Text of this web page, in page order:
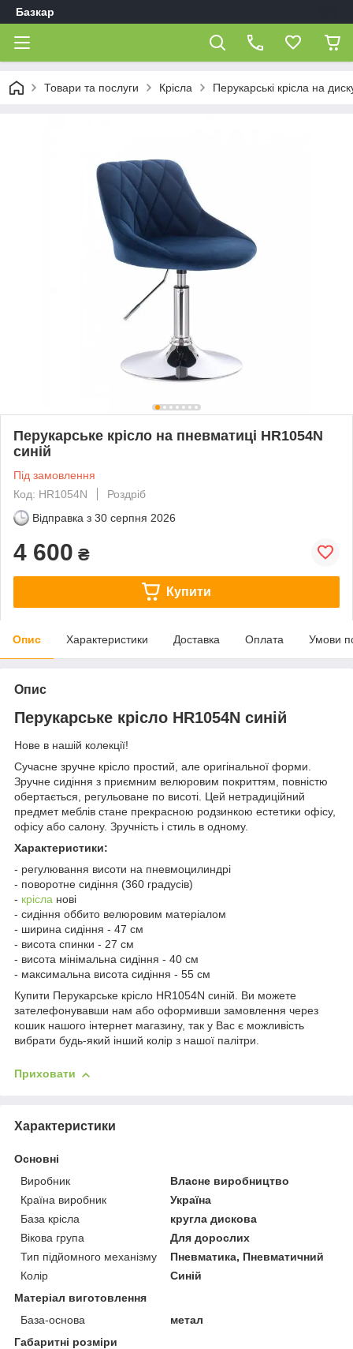
Базкар
Товари та послуги Крісла Перукарські крісла на
Перукарське крісло на пневматиці HR1054N
синій
Під замовлення
Код: HR1054N
Роздріб
Відправка з 30 серпня 2026
4 600 ₴
Купити
Опис Характеристики Доставка Оплата Умови
Опис
Перукарське крісло HR1054N синій
Нове в нашій колекції!
Сучасне зручне крісло простий, але оригінальної форми.
Зручне сидіння з приємним велюровим покриттям, повністю
обертається, регульоване по висоті. Цей нетрадиційний
предмет меблів стане прекрасною родзинкою естетики офісу,
офісу або салону. Зручність і стиль в одному.
Характеристики:
- регулювання висоти на пневмоцилиндрі
- поворотне сидіння (360 градусів)
- крісла нові
- сидіння оббито велюровим матеріалом
- ширина сидіння - 47 см
- висота спинки - 27 см
- висота мінімальна сидіння - 40 см
- максимальна висота сидіння - 55 см
Купити Перукарське крісло HR1054N синій. Ви можете
зателефонувавши нам або оформивши замовлення через
кошик нашого інтернет магазину, так у Вас є можливість
вибрати будь-який інший колір з нашої палітри.
Приховати
Характеристики
Основні
Виробник
Власне виробництво
Країна виробник
Україна
База крісла
кругла дискова
Вікова група
Для дорослих
Тип підйомного механізму
Пневматика, Пневматичний
Колір
Синій
Матеріал виготовлення
База-основа
метал
Габаритні розміри